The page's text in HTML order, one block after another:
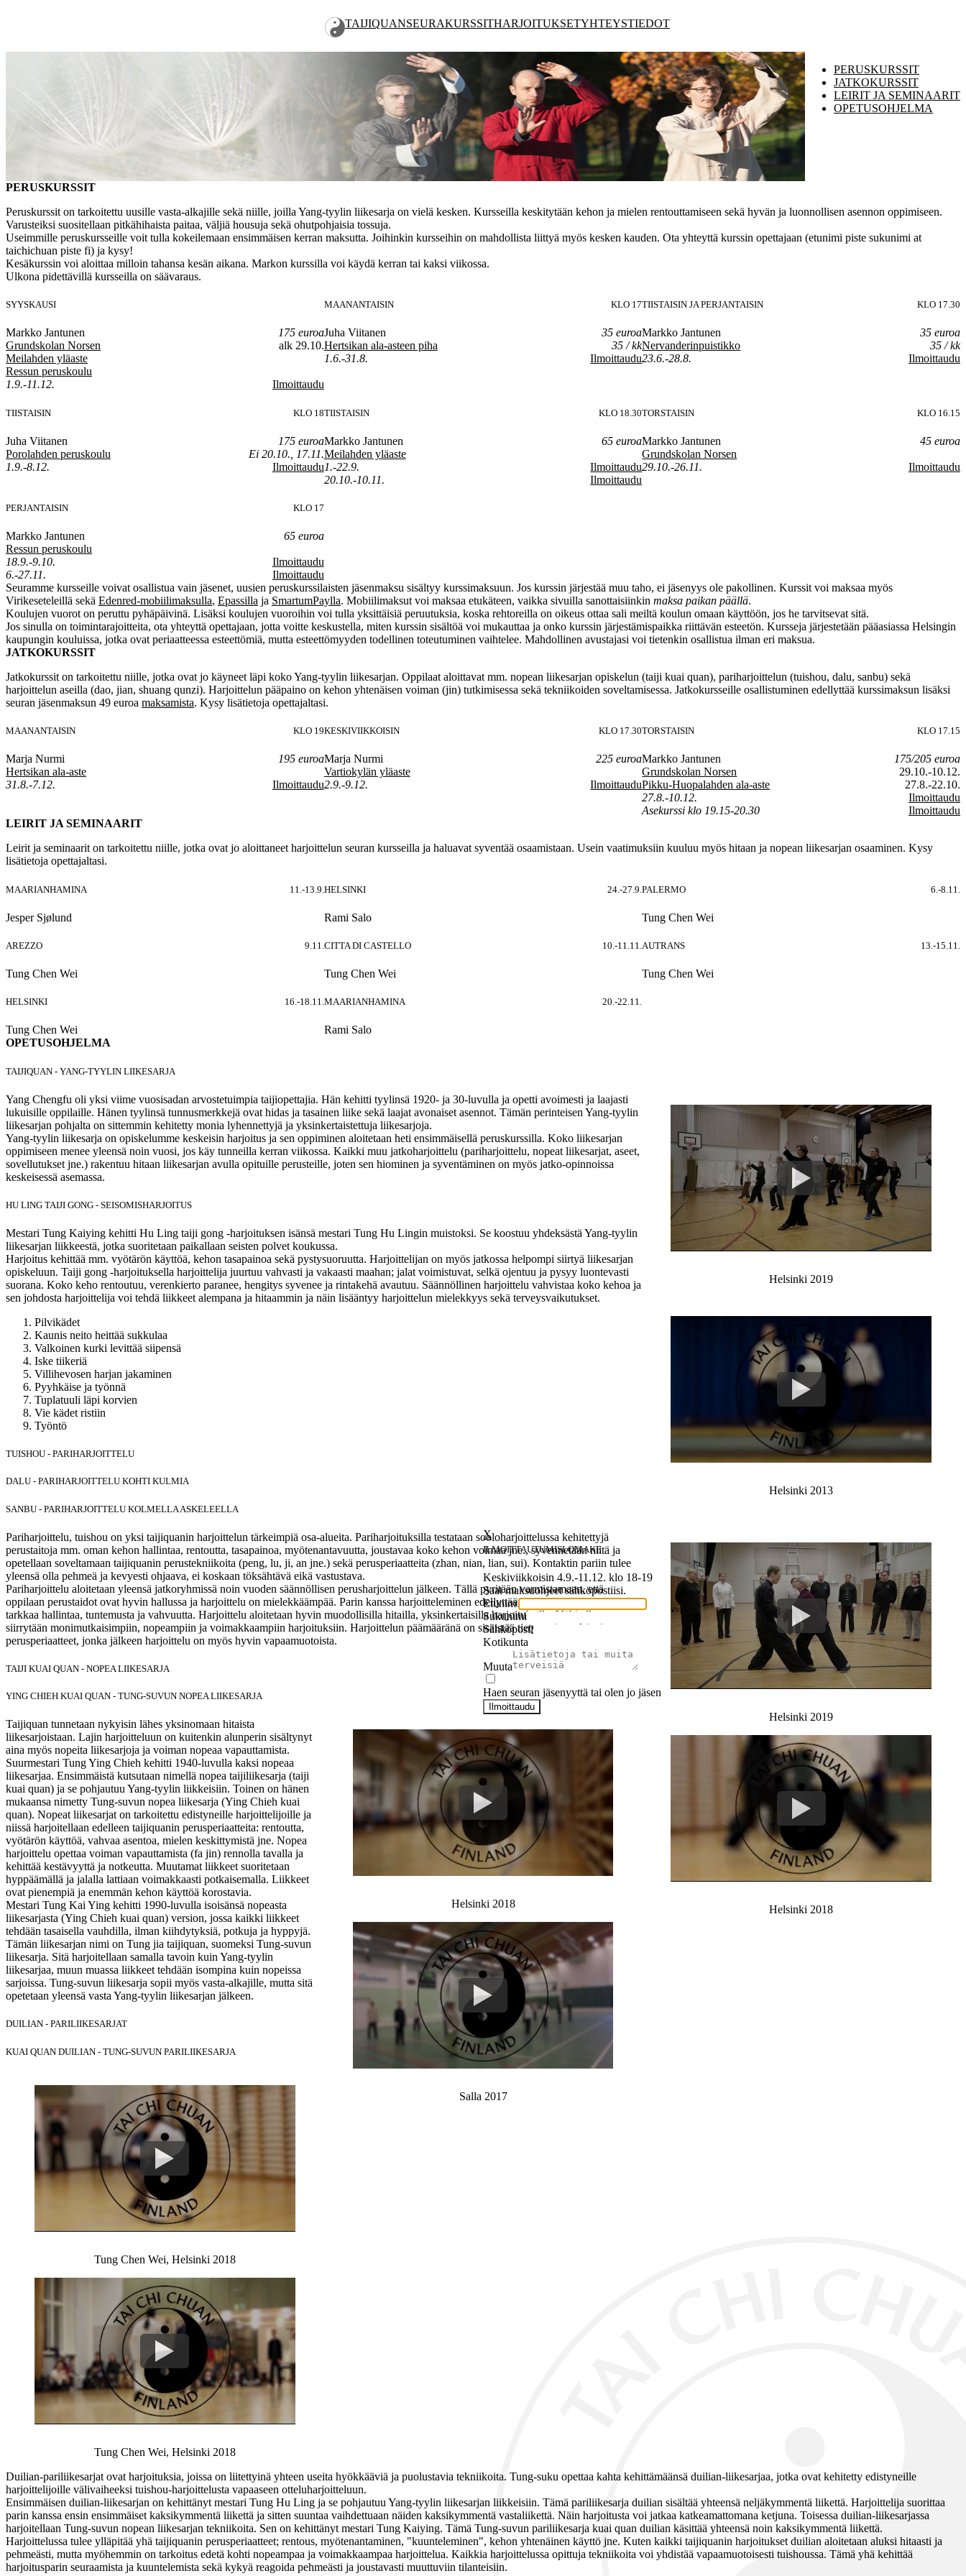
TAIJIQUANSEURAKURSSITHARJOITUKSETYHTEYSTIEDOT
PERUSKURSSIT
JATKOKURSSIT
LEIRIT JA SEMINAARIT
OPETUSOHJELMA
PERUSKURSSIT
Peruskurssit on tarkoitettu uusille vasta-alkajille sekä niille, joilla Yang-tyylin liikesarja on vielä kesken. Kursseilla keskitytään kehon ja mielen rentouttamiseen sekä hyvän ja luonnollisen asennon oppimiseen.
Varusteiksi suositellaan pitkähihaista paitaa, väljiä housuja sekä ohutpohjaisia tossuja.
Useimmille peruskursseille voit tulla kokeilemaan ensimmäisen kerran maksutta. Joihinkin kursseihin on mahdollista liittyä myös kesken kauden. Ota yhteyttä kurssin opettajaan (etunimi piste sukunimi at
taichichuan piste fi) ja kysy!
Kesäkurssin voi aloittaa milloin tahansa kesän aikana. Markon kurssilla voi käydä kerran tai kaksi viikossa.
Ulkona pidettävillä kursseilla on säävaraus.
SYYSKAUSI
Markko Jantunen
175 euroa
Grundskolan Norsen
alk 29.10.
Meilahden yläaste
Ressun peruskoulu
1.9.-11.12.
Ilmoittaudu
MAANANTAISIN KLO 17
Juha Viitanen
35 euroa
Hertsikan ala-asteen piha
35 / kk
1.6.-31.8.
Ilmoittaudu
TIISTAISIN JA PERJANTAISIN KLO 17.30
Markko Jantunen
35 euroa
Nervanderinpuistikko
35 / kk
23.6.-28.8.
Ilmoittaudu
TIISTAISIN KLO 18
Juha Viitanen
175 euroa
Porolahden peruskoulu
Ei 20.10., 17.11.
1.9.-8.12.
Ilmoittaudu
TIISTAISIN KLO 18.30
Markko Jantunen
65 euroa
Meilahden yläaste
1.-22.9.
Ilmoittaudu
20.10.-10.11.
Ilmoittaudu
TORSTAISIN KLO 16.15
Markko Jantunen
45 euroa
Grundskolan Norsen
29.10.-26.11.
Ilmoittaudu
PERJANTAISIN KLO 17
Markko Jantunen
65 euroa
Ressun peruskoulu
18.9.-9.10.
Ilmoittaudu
6.-27.11.
Ilmoittaudu
Seuramme kursseille voivat osallistua vain jäsenet, uusien peruskurssilaisten jäsenmaksu sisältyy kurssimaksuun. Jos kurssin järjestää muu taho, ei jäsenyys ole pakollinen. Kurssit voi maksaa myös
Virikeseteleillä sekä Edenred-mobiilimaksulla, Epassilla ja SmartumPaylla. Mobiilimaksut voi maksaa etukäteen, vaikka sivuilla sanottaisiinkin maksa paikan päällä.
Koulujen vuorot on peruttu pyhäpäivinä. Lisäksi koulujen vuoroihin voi tulla yksittäisiä peruutuksia, koska rehtoreilla on oikeus ottaa sali meiltä koulun omaan käyttöön, jos he tarvitsevat sitä.
Jos sinulla on toimintarajoitteita, ota yhteyttä opettajaan, jotta voitte keskustella, miten kurssin sisältöä voi mukauttaa ja onko kurssin järjestämispaikka riittävän esteetön. Kursseja järjestetään pääasiassa Helsingin
kaupungin kouluissa, jotka ovat periaatteessa esteettömiä, mutta esteettömyyden todellinen toteutuminen vaihtelee. Mahdollinen avustajasi voi tietenkin osallistua ilman eri maksua.
JATKOKURSSIT
Jatkokurssit on tarkoitettu niille, jotka ovat jo käyneet läpi koko Yang-tyylin liikesarjan. Oppilaat aloittavat mm. nopean liikesarjan opiskelun (taiji kuai quan), pariharjoittelun (tuishou, dalu, sanbu) sekä
harjoittelun aseilla (dao, jian, shuang qunzi). Harjoittelun pääpaino on kehon yhtenäisen voiman (jin) tutkimisessa sekä tekniikoiden soveltamisessa. Jatkokursseille osallistuminen edellyttää kurssimaksun lisäksi
seuran jäsenmaksun 49 euroa maksamista. Kysy lisätietoja opettajaltasi.
MAANANTAISIN KLO 19
Marja Nurmi
195 euroa
Hertsikan ala-aste
31.8.-7.12.
Ilmoittaudu
KESKIVIIKKOISIN KLO 17.30
Marja Nurmi
225 euroa
Vartiokylän yläaste
2.9.-9.12.
Ilmoittaudu
TORSTAISIN KLO 17.15
Markko Jantunen
175/205 euroa
Grundskolan Norsen
29.10.-10.12.
Pikku-Huopalahden ala-aste
27.8.-22.10.
27.8.-10.12.
Ilmoittaudu
Asekurssi klo 19.15-20.30
Ilmoittaudu
LEIRIT JA SEMINAARIT
Leirit ja seminaarit on tarkoitettu niille, jotka ovat jo aloittaneet harjoittelun seuran kursseilla ja haluavat syventää osaamistaan. Usein vaatimuksiin kuuluu myös hitaan ja nopean liikesarjan osaaminen. Kysy
lisätietoja opettajaltasi.
MAARIANHAMINA 11.-13.9.
Jesper Sjølund
HELSINKI 24.-27.9.
Rami Salo
PALERMO 6.-8.11.
Tung Chen Wei
AREZZO 9.11.
Tung Chen Wei
CITTA DI CASTELLO 10.-11.11.
Tung Chen Wei
AUTRANS 13.-15.11.
Tung Chen Wei
HELSINKI 16.-18.11.
Tung Chen Wei
MAARIANHAMINA 20.-22.11.
Rami Salo
OPETUSOHJELMA
TAIJIQUAN - YANG-TYYLIN LIIKESARJA
Helsinki 2019
Yang Chengfu oli yksi viime vuosisadan arvostetuimpia taijiopettajia. Hän kehitti tyylinsä 1920- ja 30-luvulla ja opetti avoimesti ja laajasti
lukuisille oppilaille. Hänen tyylinsä tunnusmerkkejä ovat hidas ja tasainen liike sekä laajat avonaiset asennot. Tämän perinteisen Yang-tyylin
liikesarjan pohjalta on sittemmin kehitetty monia lyhennettyjä ja yksinkertaistettuja liikesarjoja.
Yang-tyylin liikesarja on opiskelumme keskeisin harjoitus ja sen oppiminen aloitetaan heti ensimmäisellä peruskurssilla. Koko liikesarjan
oppimiseen menee yleensä noin vuosi, jos käy tunneilla kerran viikossa. Kaikki muu jatkoharjoittelu (pariharjoittelu, nopeat liikesarjat, aseet,
sovellutukset jne.) rakentuu hitaan liikesarjan avulla opituille perusteille, joten sen hiominen ja syventäminen on myös jatko-opinnoissa
keskeisessä asemassa.
HU LING TAIJI GONG - SEISOMISHARJOITUS
Mestari Tung Kaiying kehitti Hu Ling taiji gong -harjoituksen isänsä mestari Tung Hu Lingin muistoksi. Se koostuu yhdeksästä Yang-tyylin
liikesarjan liikkeestä, jotka suoritetaan paikallaan seisten polvet koukussa.
Harjoitus kehittää mm. vyötärön käyttöä, kehon tasapainoa sekä pystysuoruutta. Harjoittelijan on myös jatkossa helpompi siirtyä liikesarjan
opiskeluun. Taiji gong -harjoituksella harjoittelija juurtuu vahvasti ja vakaasti maahan; jalat voimistuvat, selkä ojentuu ja pysyy luontevasti
suorana. Koko keho rentoutuu, verenkierto paranee, hengitys syvenee ja rintakehä avautuu. Säännöllinen harjoittelu vahvistaa koko kehoa ja
sen johdosta harjoittelija voi tehdä liikkeet alempana ja hitaammin ja näin lisääntyy harjoittelun mielekkyys sekä terveysvaikutukset.
Helsinki 2013
Pilvikädet
Kaunis neito heittää sukkulaa
Valkoinen kurki levittää siipensä
Iske tiikeriä
Villihevosen harjan jakaminen
Pyyhkäise ja työnnä
Tuplatuuli läpi korvien
Vie kädet ristiin
Työntö
TUISHOU - PARIHARJOITTELU
DALU - PARIHARJOITTELU KOHTI KULMIA
SANBU - PARIHARJOITTELU KOLMELLA ASKELEELLA
Helsinki 2019
Helsinki 2018
Pariharjoittelu, tuishou on yksi taijiquanin harjoittelun tärkeimpiä osa-alueita. Pariharjoituksilla testataan sooloharjoittelussa kehitettyjä
perustaitoja mm. oman kehon hallintaa, rentoutta, tasapainoa, myötenantavuutta, joustavaa koko kehon voimaa jne., syvennetään niitä ja
opetellaan soveltamaan taijiquanin perustekniikoita (peng, lu, ji, an jne.) sekä perusperiaatteita (zhan, nian, lian, sui). Kontaktin pariin tulee
yleensä olla pehmeä ja kevyesti ohjaava, ei koskaan töksähtävä eikä vastustava.
Pariharjoittelu aloitetaan yleensä jatkoryhmissä noin vuoden säännöllisen perusharjoittelun jälkeen. Tällä pyritään varmistamaan, että
oppilaan perustaidot ovat hyvin hallussa ja harjoittelu on mielekkäämpää. Parin kanssa harjoitteleminen edellyttää oman kehon ja mielen
tarkkaa hallintaa, tuntemusta ja vahvuutta. Harjoittelu aloitetaan hyvin muodollisilla hitailla, yksinkertaisilla harjoituksilla. Vähitellen
siirrytään monimutkaisimpiin, nopeampiin ja voimakkaampiin harjoituksiin. Harjoittelun päämääränä on sisäistää tietyt voiman käytön
perusperiaatteet, jonka jälkeen harjoittelu on myös hyvin vapaamuotoista.
TAIJI KUAI QUAN - NOPEA LIIKESARJA
YING CHIEH KUAI QUAN - TUNG-SUVUN NOPEA LIIKESARJA
Helsinki 2018
Salla 2017
Taijiquan tunnetaan nykyisin lähes yksinomaan hitaista
liikesarjoistaan. Lajin harjoitteluun on kuitenkin alunperin sisältynyt
aina myös nopeita liikesarjoja ja voiman nopeaa vapauttamista.
Suurmestari Tung Ying Chieh kehitti 1940-luvulla kaksi nopeaa
liikesarjaa. Ensimmäistä kutsutaan nimellä nopea taijiliikesarja (taiji
kuai quan) ja se pohjautuu Yang-tyylin liikkeisiin. Toinen on hänen
mukaansa nimetty Tung-suvun nopea liikesarja (Ying Chieh kuai
quan). Nopeat liikesarjat on tarkoitettu edistyneille harjoittelijoille ja
niissä harjoitellaan edelleen taijiquanin perusperiaatteita: rentoutta,
vyötärön käyttöä, vahvaa asentoa, mielen keskittymistä jne. Nopea
harjoittelu opettaa voiman vapauttamista (fa jin) rennolla tavalla ja
kehittää kestävyyttä ja notkeutta. Muutamat liikkeet suoritetaan
hyppäämällä ja jalalla lattiaan voimakkaasti potkaisemalla. Liikkeet
ovat pienempiä ja enemmän kehon käyttöä korostavia.
Mestari Tung Kai Ying kehitti 1990-luvulla isoisänsä nopeasta
liikesarjasta (Ying Chieh kuai quan) version, jossa kaikki liikkeet
tehdään tasaisella vauhdilla, ilman kiihdytyksiä, potkuja ja hyppyjä.
Tämän liikesarjan nimi on Tung jia taijiquan, suomeksi Tung-suvun
liikesarja. Sitä harjoitellaan samalla tavoin kuin Yang-tyylin
liikesarjaa, muun muassa liikkeet tehdään isompina kuin nopeissa
sarjoissa. Tung-suvun liikesarja sopii myös vasta-alkajille, mutta sitä
opetetaan yleensä vasta Yang-tyylin liikesarjan jälkeen.
DUILIAN - PARILIIKESARJAT
KUAI QUAN DUILIAN - TUNG-SUVUN PARILIIKESARJA
Tung Chen Wei, Helsinki 2018
Tung Chen Wei, Helsinki 2018
Duilian-pariliikesarjat ovat harjoituksia, joissa on liitettyinä yhteen useita hyökkääviä ja puolustavia tekniikoita. Tung-suku opettaa kahta kehittämäänsä duilian-liikesarjaa, jotka ovat kehitetty edistyneille
harjoittelijoille välivaiheeksi tuishou-harjoittelusta vapaaseen otteluharjoitteluun.
Ensimmäisen duilian-liikesarjan on kehittänyt mestari Tung Hu Ling ja se pohjautuu Yang-tyylin liikesarjan liikkeisiin. Tämä pariliikesarja duilian sisältää yhteensä neljäkymmentä liikettä. Harjoittelija suorittaa
parin kanssa ensin ensimmäiset kaksikymmentä liikettä ja sitten suuntaa vaihdettuaan näiden kaksikymmentä vastaliikettä. Näin harjoitusta voi jatkaa katkeamattomana ketjuna. Toisessa duilian-liikesarjassa
harjoitellaan Tung-suvun nopean liikesarjan tekniikoita. Sen on kehittänyt mestari Tung Kaiying. Tämä Tung-suvun pariliikesarja kuai quan duilian käsittää yhteensä noin kaksikymmentä liikettä.
Harjoittelussa tulee ylläpitää yhä taijiquanin perusperiaatteet; rentous, myötenantaminen, "kuunteleminen", kehon yhtenäinen käyttö jne. Kuten kaikki taijiquanin harjoitukset duilian aloitetaan aluksi hitaasti ja
pehmeästi, mutta myöhemmin on tarkoitus edetä kohti nopeampaa ja voimakkaampaa harjoittelua. Kaikkia harjoittelussa opittuja tekniikoita voi yhdistää vapaamuotoisesti tuishoussa. Tämä yhä kehittää
harjoitusparin seuraamista ja kuuntelemista sekä kykyä reagoida pehmeästi ja joustavasti muuttuviin tilanteisiin.
ILMOITTAUTUMISLOMAKE
Keskiviikkoisin 4.9.-11.12. klo 18-19
Saat maksuohjeet sähköpostiisi.
Etunimi
Sukunimi
Sähköposti
Kotikunta
Muuta
Haen seuran jäsenyyttä tai olen jo jäsen
Ilmoittaudu